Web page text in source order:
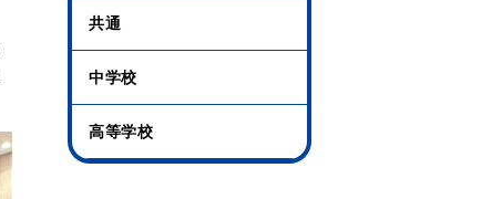
共通
中学校
高等学校